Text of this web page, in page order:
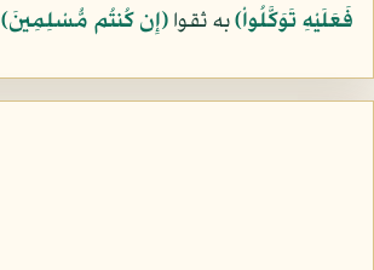
فَعَلَيْهِ تَوَكَّلُواْ﴾به ثقوا﴿إِن كُنتُم مُّسْلِمِينَ﴾